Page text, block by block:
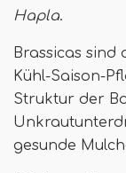
Hapla.
Brassicas sind
Kühl-Saison-
Struktur der
gesunde